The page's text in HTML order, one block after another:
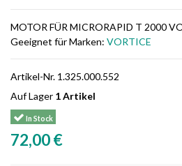
MOTOR FÜR MICRORAPID T 2000
Geeignet für Marken: VORTICE
Artikel-Nr. 1.325.000.552
Auf Lager 1 Artikel
In Stock
72,00 €